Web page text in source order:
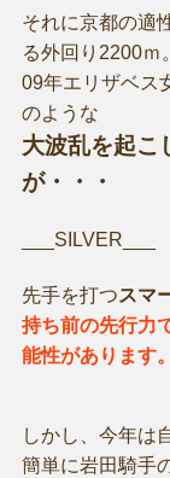
それに京都の適
る外回り2200ｍ。
09年エリザベス
のような
大波乱を起こ
が・・・
___SILVER___
先手を打つスマ
持ち前の先行力
能性があります。
しかし、今年は
簡単に岩田騎手